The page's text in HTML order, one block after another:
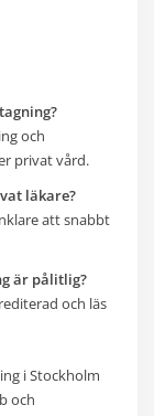
och
privat vård.
läkare?
att snabbt
är pålitlig?
och läs
i Stockholm
och